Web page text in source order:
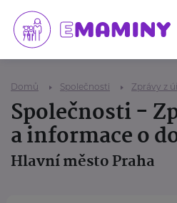
Domů Společnosti Zprávy z
Společnosti -
a informace o
Hlavní město Praha